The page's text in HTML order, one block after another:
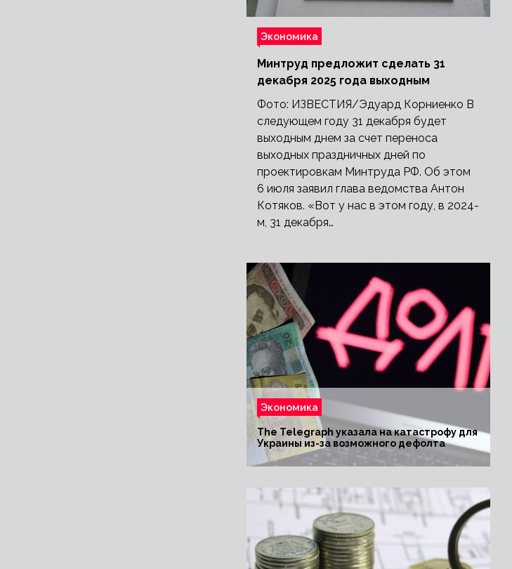
Экономика
Минтруд предложит сделать 31
декабря 2025 года выходным
Фото: ИЗВЕСТИЯ/Эдуард Корниенко В
следующем году 31 декабря будет
выходным днем за счет переноса
выходных праздничных дней по
проектировкам Минтруда РФ. Об этом
6 июля заявил глава ведомства Антон
Котяков. «Вот у нас в этом году, в 2024-
м, 31 декабря…
Экономика
The Telegraph указала на катастрофу для
Украины из-за возможного дефолта